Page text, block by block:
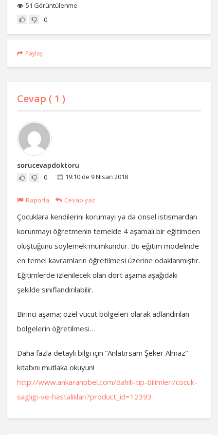
51 Görüntülenme
0
Paylaş
Cevap ( 1 )
sorucevapdoktoru
0 19:10'de 9 Nisan 2018
Raporla Cevap yaz
Çocuklara kendilerini korumayı ya da cinsel istismardan
korunmayı öğretmenin temelde 4 aşamalı bir eğitimden
oluştuğunu söylemek mümkündür. Bu eğitim modelinde
en temel kavramların öğretilmesi üzerine odaklanmıştır.
Eğitimlerde izlenilecek olan dört aşama aşağıdaki
şekilde sınıflandırılabilir.
Birinci aşama; özel vücut bölgeleri olarak adlandırılan
bölgelerin öğretilmesi…
Daha fazla detaylı bilgi için “Anlatırsam Şeker Almaz”
kitabını mutlaka okuyun!
http://www.ankaranobel.com/dahili-tip-bilimleri/cocuk-
sagligi-ve-hastaliklari?product_id=12393